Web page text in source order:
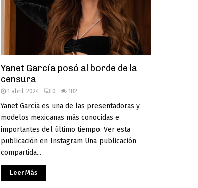
Yanet García posó al borde de la
censura
1 abril, 2024 0 182
Yanet García es una de las presentadoras y
modelos mexicanas más conocidas e
importantes del último tiempo. Ver esta
publicación en Instagram Una publicación
compartida...
Leer Más